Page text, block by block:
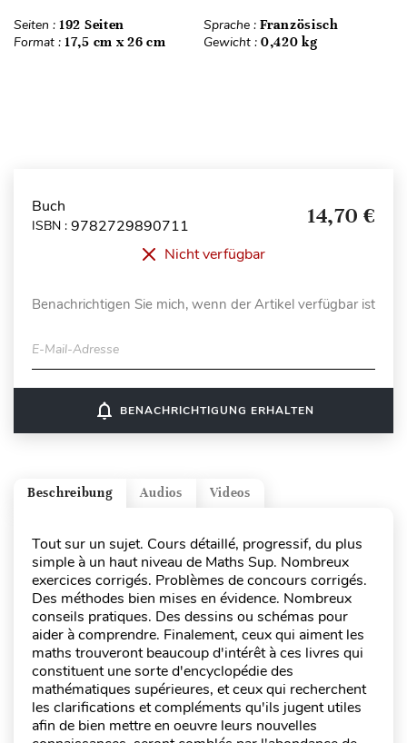
Seiten : 192 Seiten Sprache : Französisch
Format : 17,5 cm x 26 cm Gewicht : 0,420 kg
Buch
ISBN : 9782729890711 14,70 €
Nicht verfügbar
Benachrichtigen Sie mich, wenn der Artikel verfügbar ist
E-Mail-Adresse
notifications_none BENACHRICHTIGUNG ERHALTEN
Videos
Audios
Beschreibung
Tout sur un sujet. Cours détaillé, progressif, du plus
simple à un haut niveau de Maths Sup. Nombreux
exercices corrigés. Problèmes de concours corrigés.
Des méthodes bien mises en évidence. Nombreux
conseils pratiques. Des dessins ou schémas pour
aider à comprendre. Finalement, ceux qui aiment les
maths trouveront beaucoup d'intérêt à ces livres qui
constituent une sorte d'encyclopédie des
mathématiques supérieures, et ceux qui recherchent
les clarifications et compléments qu'ils jugent utiles
afin de bien mettre en oeuvre leurs nouvelles